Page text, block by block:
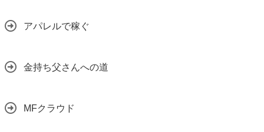
アパレルで稼ぐ
金持ち父さんへの道
MFクラウド